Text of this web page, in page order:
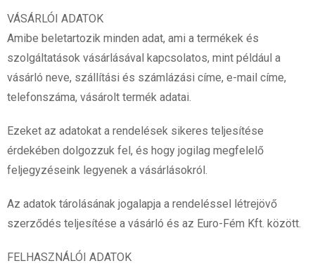
VÁSÁRLÓI ADATOK
Amibe beletartozik minden adat, ami a termékek és
szolgáltatások vásárlásával kapcsolatos, mint például a
vásárló neve, szállítási és számlázási címe, e-mail címe,
telefonszáma, vásárolt termék adatai.
Ezeket az adatokat a rendelések sikeres teljesítése
érdekében dolgozzuk fel, és hogy jogilag megfelelő
feljegyzéseink legyenek a vásárlásokról.
Az adatok tárolásának jogalapja a rendeléssel létrejövő
szerződés teljesítése a vásárló és az Euro-Fém Kft. között.
FELHASZNÁLÓI ADATOK